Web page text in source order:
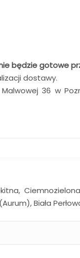
będzie gotowe
dostawy.
36 w
Biała